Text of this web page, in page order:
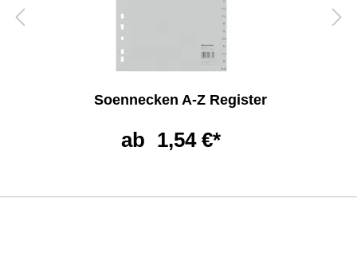
Soennecken A-Z Register
ab 1,54 €*